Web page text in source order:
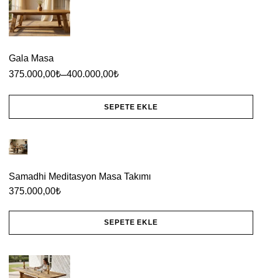
Gala Masa
375.000,00₺–400.000,00₺
SEPETE EKLE
ürünün
fazla
varyasyonu
var.
Seçenekler
sayfasından
Samadhi Meditasyon Masa Takımı
375.000,00₺
SEPETE EKLE